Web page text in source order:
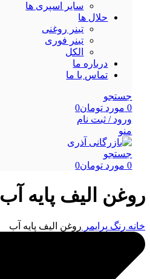
سایر اسپری ها
حلال ها
تینر روغنی
تینر فوری
الکل
درباره ما
تماس با ما
جستجو
0 مورد تومان0
ورود / ثبت نام
منو
جستجو
0 مورد تومان0
روغن الیف پایه آب
خانه رنگ پرایمر روغن الیف پایه آب